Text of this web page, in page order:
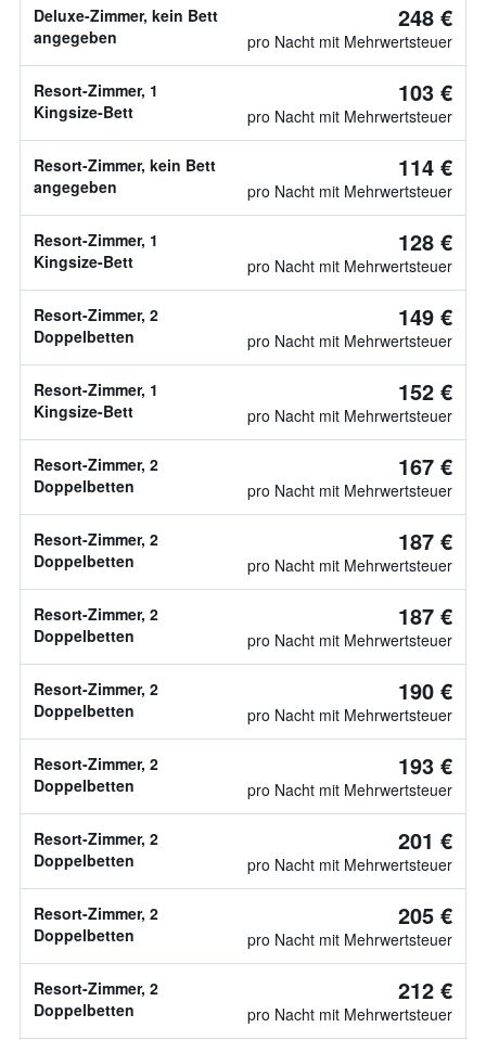
Deluxe-Zimmer, kein Bett
angegeben
248 €
pro Nacht mit Mehrwertsteuer
Resort-Zimmer, 1
Kingsize-Bett
103 €
pro Nacht mit Mehrwertsteuer
Resort-Zimmer, kein Bett
angegeben
114 €
pro Nacht mit Mehrwertsteuer
Resort-Zimmer, 1
Kingsize-Bett
128 €
pro Nacht mit Mehrwertsteuer
Resort-Zimmer, 2
Doppelbetten
149 €
pro Nacht mit Mehrwertsteuer
Resort-Zimmer, 1
Kingsize-Bett
152 €
pro Nacht mit Mehrwertsteuer
Resort-Zimmer, 2
Doppelbetten
167 €
pro Nacht mit Mehrwertsteuer
Resort-Zimmer, 2
Doppelbetten
187 €
pro Nacht mit Mehrwertsteuer
Resort-Zimmer, 2
Doppelbetten
187 €
pro Nacht mit Mehrwertsteuer
Resort-Zimmer, 2
Doppelbetten
190 €
pro Nacht mit Mehrwertsteuer
Resort-Zimmer, 2
Doppelbetten
193 €
pro Nacht mit Mehrwertsteuer
Resort-Zimmer, 2
Doppelbetten
201 €
pro Nacht mit Mehrwertsteuer
Resort-Zimmer, 2
Doppelbetten
205 €
pro Nacht mit Mehrwertsteuer
Resort-Zimmer, 2
Doppelbetten
212 €
pro Nacht mit Mehrwertsteuer